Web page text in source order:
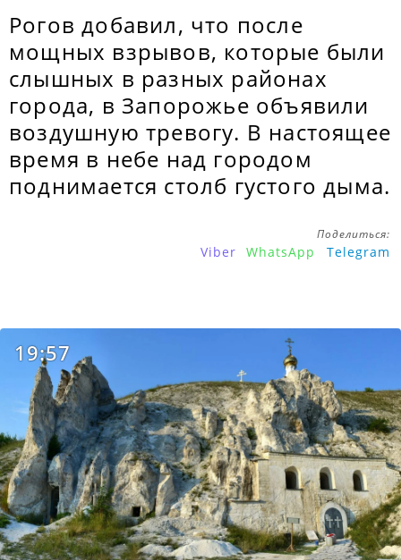
Рогов добавил, что после
мощных взрывов, которые были
слышных в разных районах
города, в Запорожье объявили
воздушную тревогу. В настоящее
время в небе над городом
поднимается столб густого дыма.
Поделиться:
Viber WhatsApp Telegram
19:57